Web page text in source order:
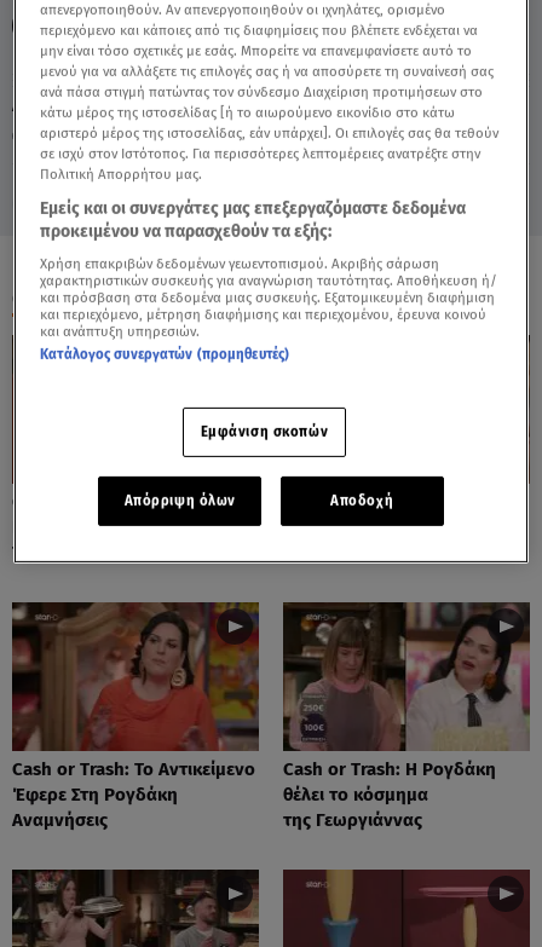
Δευτέρα 10 Αυγούστου 2026
19.03.25, 23:59 MEDIA
ΚΛΕΟ ΙΜΠΡΑΧΙΜΙ
ΟΛΑ ΤΑ ΒΙΝΤΕΟ
Cash or Trash: Η Μάρω
Κοντού Δημοπράτησε Πίνακά
Της!
Cash or Trash: Το Αντικείμενο
Που Ενθουσίασε Τη Χιωτίνη
Cash or Trash: Το Αντικείμενο
Έφερε Στη Ρογδάκη
Αναμνήσεις
Cash or Trash: Η Ρογδάκη
θέλει το κόσμημα
της Γεωργιάννας
απενεργοποιηθούν. Αν απενεργοποιηθούν οι ιχνηλάτες, ορισμένο
περιεχόμενο και κάποιες από τις διαφημίσεις που βλέπετε ενδέχεται να
μην είναι τόσο σχετικές με εσάς. Μπορείτε να επανεμφανίσετε αυτό το
μενού για να αλλάξετε τις επιλογές σας ή να αποσύρετε τη συναίνεσή σας
ανά πάσα στιγμή πατώντας τον σύνδεσμο Διαχείριση προτιμήσεων στο
κάτω μέρος της ιστοσελίδας [ή το αιωρούμενο εικονίδιο στο κάτω
αριστερό μέρος της ιστοσελίδας, εάν υπάρχει]. Οι επιλογές σας θα τεθούν
σε ισχύ στον Ιστότοπος. Για περισσότερες λεπτομέρειες ανατρέξτε στην
Πολιτική Απορρήτου μας.
Εμείς και οι συνεργάτες μας επεξεργαζόμαστε δεδομένα
προκειμένου να παρασχεθούν τα εξής:
Χρήση επακριβών δεδομένων γεωεντοπισμού. Ακριβής σάρωση
χαρακτηριστικών συσκευής για αναγνώριση ταυτότητας. Αποθήκευση ή/
και πρόσβαση στα δεδομένα μιας συσκευής. Εξατομικευμένη διαφήμιση
και περιεχόμενο, μέτρηση διαφήμισης και περιεχομένου, έρευνα κοινού
και ανάπτυξη υπηρεσιών.
Κατάλογος συνεργατών (προμηθευτές)
Εμφάνιση σκοπών
Απόρριψη όλων Αποδοχή